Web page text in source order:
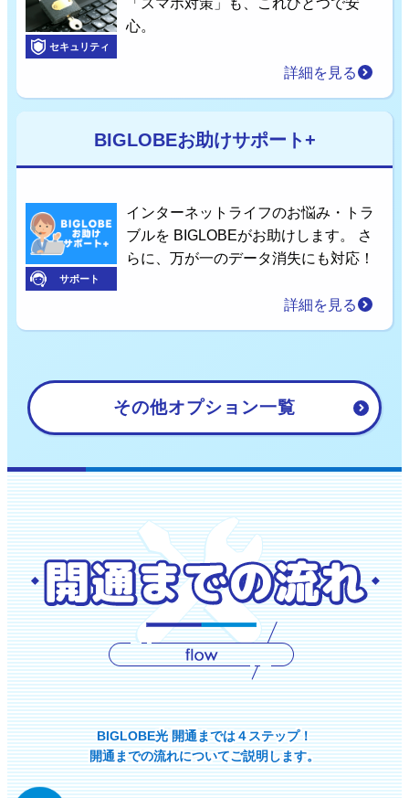
セキュリティ
「スマホ対策」も、これひとつで安
心。
詳細を見る
サポート
BIGLOBEお助けサポート+
インターネットライフのお悩み・トラ
ブルを BIGLOBEがお助けします。 さ
らに、万が一のデータ消失にも対応！
詳細を見る
その他オプション一覧
BIGLOBE光 開通までは４ステップ！
開通までの流れについてご説明します。